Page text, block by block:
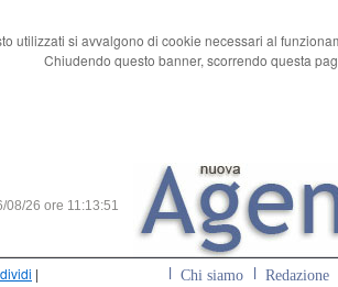
utilizzati si avvalgono di cookie necessari al
Chiudendo questo banner, scorrendo questa
08/26 ore 11:13:52
| Chi siamo Redazione